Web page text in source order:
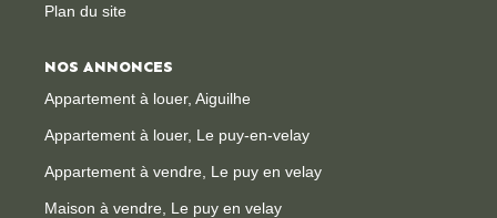
Plan du site
NOS ANNONCES
Appartement à louer, Aiguilhe
Appartement à louer, Le puy-en-velay
Appartement à vendre, Le puy en velay
Maison à vendre, Le puy en velay